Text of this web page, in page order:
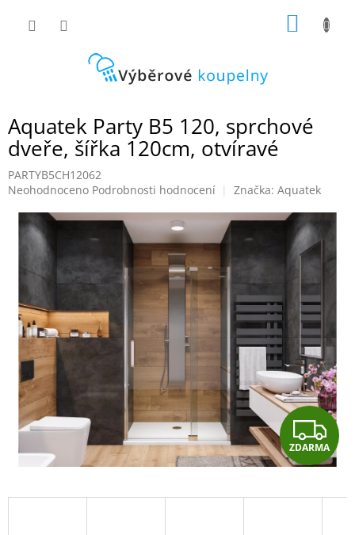
Aquatek Party B5 120, sprchové
dveře, šířka 120cm, otvíravé
PARTYB5CH12062
Průměrné
produktu
hvězdiček.
Neohodnoceno Podrobnosti hodnocení Značka: Aquatek
Z
D
A
ZDARMA